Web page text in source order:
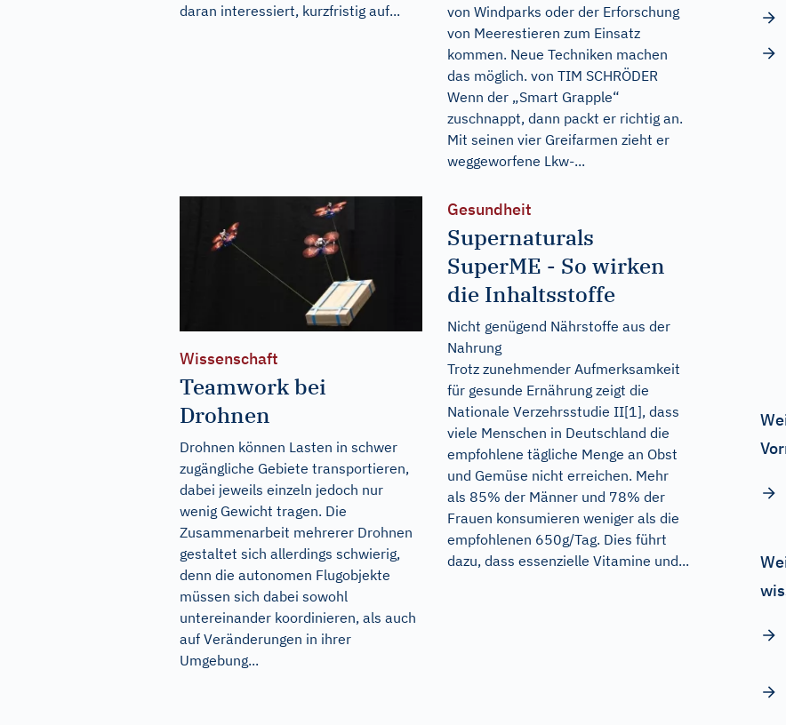
daran interessiert, kurzfristig auf...
von Windparks oder der Erforschung
von Meerestieren zum Einsatz
kommen. Neue Techniken machen
das möglich. von TIM SCHRÖDER
Wenn der „Smart Grapple“
zuschnappt, dann packt er richtig an.
Mit seinen vier Greifarmen zieht er
weggeworfene Lkw-...
Wissenschaft
Teamwork bei
Drohnen
Drohnen können Lasten in schwer
zugängliche Gebiete transportieren,
dabei jeweils einzeln jedoch nur
wenig Gewicht tragen. Die
Zusammenarbeit mehrerer Drohnen
gestaltet sich allerdings schwierig,
denn die autonomen Flugobjekte
müssen sich dabei sowohl
untereinander koordinieren, als auch
auf Veränderungen in ihrer
Umgebung...
Gesundheit
Supernaturals
SuperME - So wirken
die Inhaltsstoffe
Nicht genügend Nährstoffe aus der
Nahrung
Trotz zunehmender Aufmerksamkeit
für gesunde Ernährung zeigt die
Nationale Verzehrsstudie II[1], dass
viele Menschen in Deutschland die
empfohlene tägliche Menge an Obst
und Gemüse nicht erreichen. Mehr
als 85% der Männer und 78% der
Frauen konsumieren weniger als die
empfohlenen 650g/Tag. Dies führt
dazu, dass essenzielle Vitamine und...